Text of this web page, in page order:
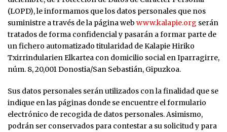
(LOPD), le informamos que los datos personales que nos
suministre a través de la página web www.kalapie.org serán
tratados de forma confidencial y pasarán a formar parte de
un fichero automatizado titularidad de Kalapie Hiriko
Txirrindularien Elkartea con domicilio social en Iparragirre,
núm. 8, 20,001 Donostia/San Sebastián, Gipuzkoa.
Sus datos personales serán utilizados con la finalidad que se
indique en las páginas donde se encuentre el formulario
electrónico de recogida de datos personales. Asimismo,
podrán ser conservados para contestar a su solicitud y para